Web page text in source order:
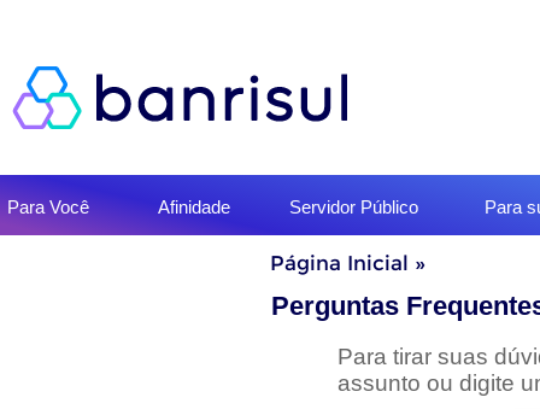
do
menu
Para Você Afinidade Servidor Público Para
Início
doPágina Inicial »
Perguntas
Para tirar suas
assunto ou digite